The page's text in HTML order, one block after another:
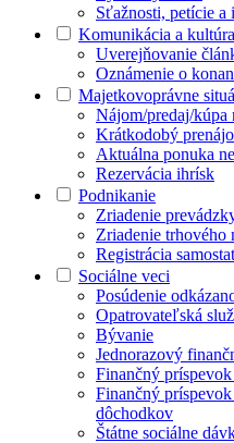
Sťažnosti, petície a
Komunikácia a kultúra
Uverejňovanie
Oznámenie o
Majetkovoprávne
Nájom/predaj/kúpa
Krátkodobý
Aktuálna ponuka
Rezervácia ihrísk
Podnikanie
Zriadenie
Zriadenie trhového
Registrácia
Sociálne veci
Posúdenie
Opatrovateľská
Bývanie
Jednorazový
Finančný
Finančný
dôchodkov
Štátne sociálne